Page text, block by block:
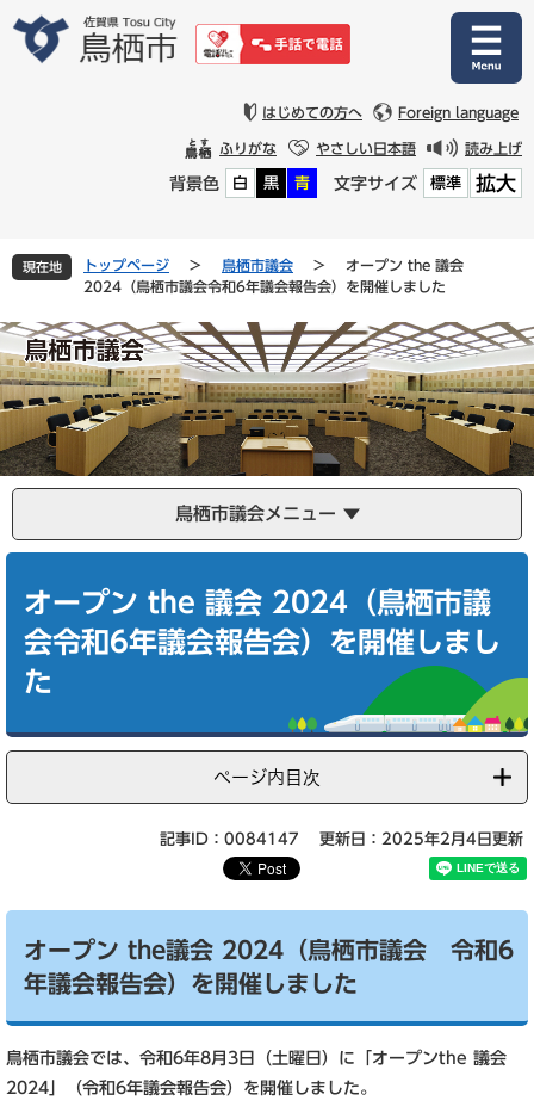
文
はじめての方へ Foreign language
ふりがな やさしい日本語 読み上げ
背景色 白 黒 青 文字サイズ 標準 拡大
現在地 トップページ > 鳥栖市議会 >
オープン the 議会
2024（鳥栖市議会令和6年議会報告会）を開催しました
鳥栖市議会メニュー
オープン the 議会 2024（鳥栖市議
会令和6年議会報告会）を開催しまし
た
ページ内目次
記事ID：0084147 更新日：2025年2月4日更新
オープン the議会 2024（鳥栖市議会 令和6
年議会報告会）を開催しました
鳥栖市議会では、令和6年8月3日（土曜日）に「オープンthe 議会
2024」（令和6年議会報告会）を開催しました。